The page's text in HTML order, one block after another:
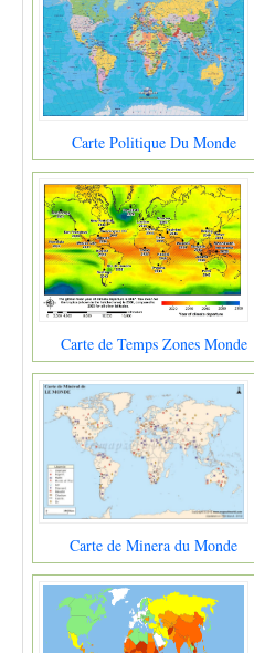
Carte Politique Du Monde
Carte de Temps Zones Monde
Carte de Minera du Monde